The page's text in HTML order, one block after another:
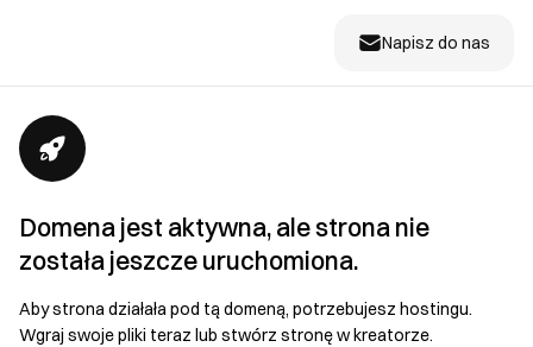
Napisz do nas
Domena jest aktywna, ale strona nie
została jeszcze uruchomiona.
Aby strona działała pod tą domeną, potrzebujesz hostingu.
Wgraj swoje pliki teraz lub stwórz stronę w kreatorze.